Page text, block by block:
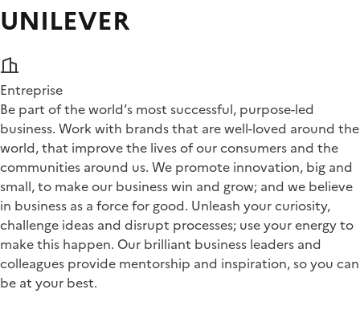
UNILEVER
Entreprise
Be part of the world’s most successful, purpose-led
business. Work with brands that are well-loved around the
world, that improve the lives of our consumers and the
communities around us. We promote innovation, big and
small, to make our business win and grow; and we believe
in business as a force for good. Unleash your curiosity,
challenge ideas and disrupt processes; use your energy to
make this happen. Our brilliant business leaders and
colleagues provide mentorship and inspiration, so you can
be at your best.